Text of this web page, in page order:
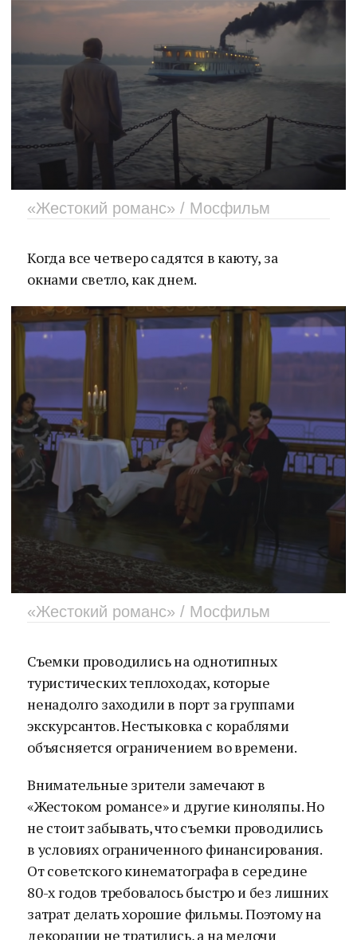
«Жестокий романс» / Мосфильм
Когда все четверо садятся в каюту, за
окнами светло, как днем.
«Жестокий романс» / Мосфильм
Съемки проводились на однотипных
туристических теплоходах, которые
ненадолго заходили в порт за группами
экскурсантов. Нестыковка с кораблями
объясняется ограничением во времени.
Внимательные зрители замечают в
«Жестоком романсе» и другие киноляпы. Но
не стоит забывать, что съемки проводились
в условиях ограниченного финансирования.
От советского кинематографа в середине
80-х годов требовалось быстро и без лишних
затрат делать хорошие фильмы. Поэтому на
декорации не тратились, а на мелочи